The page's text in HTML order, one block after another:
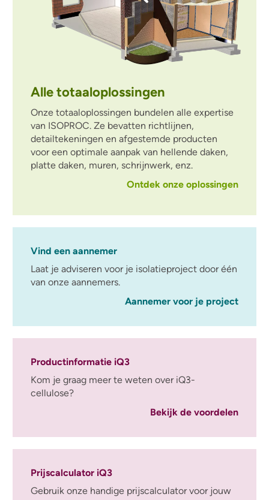
Alle totaaloplossingen
Onze totaaloplossingen bundelen alle expertise
van ISOPROC. Ze bevatten richtlijnen,
detailtekeningen en afgestemde producten
voor een optimale aanpak van hellende daken,
platte daken, muren, schrijnwerk, enz.
Ontdek onze oplossingen
Vind een aannemer
Laat je adviseren voor je isolatieproject door één
van onze aannemers.
Aannemer voor je project
Productinformatie iQ3
Kom je graag meer te weten over iQ3-
cellulose?
Bekijk de voordelen
Prijscalculator iQ3
Gebruik onze handige prijscalculator voor jouw